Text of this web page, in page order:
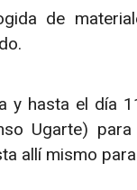
de
y hasta el día
Ugarte)
allí mismo